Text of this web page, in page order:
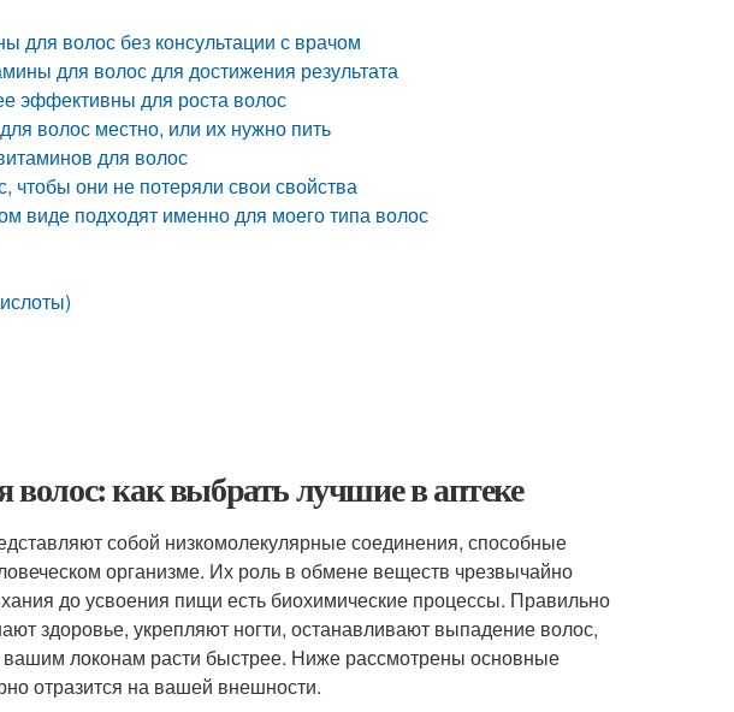
для волос без консультации с врачом
для волос для достижения результата
эффективны для роста волос
волос местно, или их нужно пить
для волос
чтобы они не потеряли свои свойства
виде подходят именно для моего типа волос
как выбрать лучшие в аптеке
собой низкомолекулярные соединения, способные
организме. Их роль в обмене веществ чрезвычайно
до усвоения пищи есть биохимические процессы. Правильно
здоровье, укрепляют ногти, останавливают выпадение волос,
локонам расти быстрее. Ниже рассмотрены основные
отразится на вашей внешности.